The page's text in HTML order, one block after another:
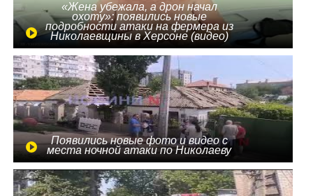
«Жена убежала, а дрон начал
охоту»: появились новые
подробности атаки на фермера из
Николаевщины в Херсоне (видео)
Появились новые фото и видео с
места ночной атаки по Николаеву